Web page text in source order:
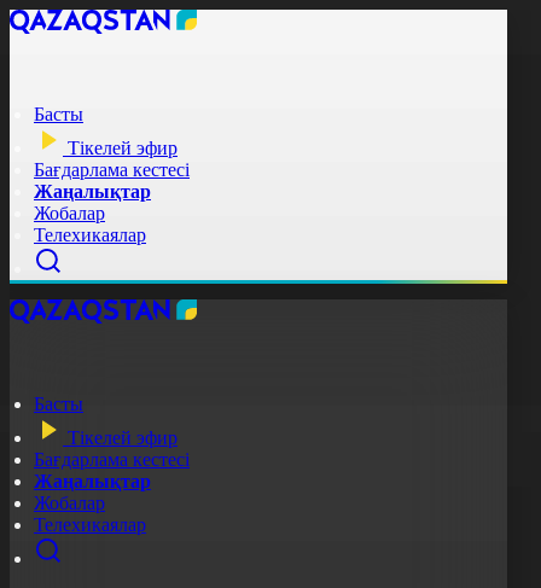
Басты
Тікелей эфир
Бағдарлама кестесі
Жаңалықтар
Жобалар
Телехикаялар
Басты
Тікелей эфир
Бағдарлама кестесі
Жаңалықтар
Жобалар
Телехикаялар